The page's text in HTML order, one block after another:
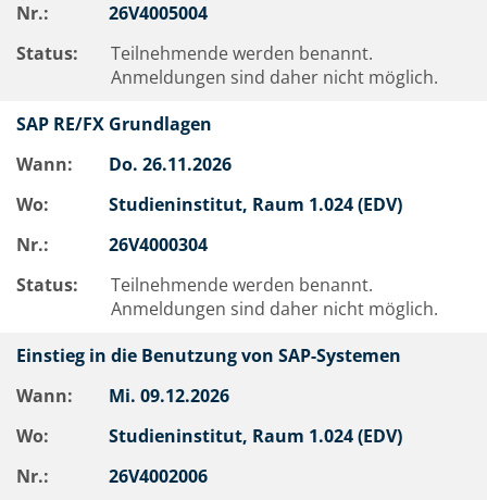
Nr.:
26V4005004
Status:
Teilnehmende werden benannt.
Anmeldungen sind daher nicht möglich.
SAP RE/FX Grundlagen
Wann:
Do. 26.11.2026
Wo:
Studieninstitut, Raum 1.024 (EDV)
Nr.:
26V4000304
Status:
Teilnehmende werden benannt.
Anmeldungen sind daher nicht möglich.
Einstieg in die Benutzung von SAP-Systemen
Wann:
Mi. 09.12.2026
Wo:
Studieninstitut, Raum 1.024 (EDV)
Nr.:
26V4002006